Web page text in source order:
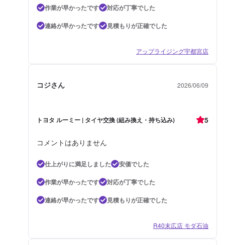
作業が早かったです
対応が丁寧でした
連絡が早かったです
見積もりが正確でした
アップライジング宇都宮店
コジさん 2026/06/09
トヨタ ルーミー | タイヤ交換 (組み換え・持ち込み) 5
コメントはありません
仕上がりに満足しました
安価でした
作業が早かったです
対応が丁寧でした
連絡が早かったです
見積もりが正確でした
R40末広店 モダ石油